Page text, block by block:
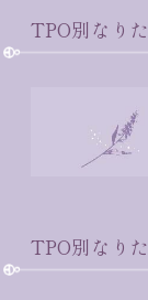
TPO別なり
TPO別なり